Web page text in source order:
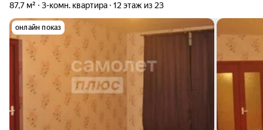
87,7 м² 3-комн. квартира 12 этаж из 23
онлайн показ